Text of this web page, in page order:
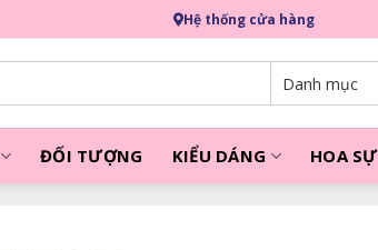
Hệ thống cửa hàng
ĐỐI TƯỢNG KIỂU DÁNG HOA